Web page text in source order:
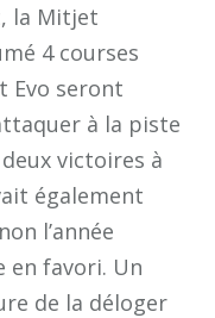
la Mitjet
4 courses
Evo seront
à la piste
victoires à
également
l’année
en favori. Un
de la déloger